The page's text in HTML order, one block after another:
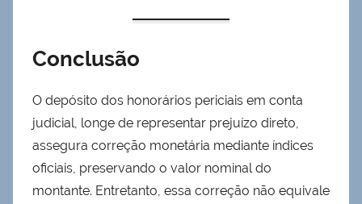
Conclusão
O depósito dos honorários periciais em conta
judicial, longe de representar prejuízo direto,
assegura correção monetária mediante índices
oficiais, preservando o valor nominal do
montante. Entretanto, essa correção não equivale